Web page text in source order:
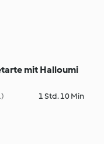
mit Halloumi
1 Std. 10 Min